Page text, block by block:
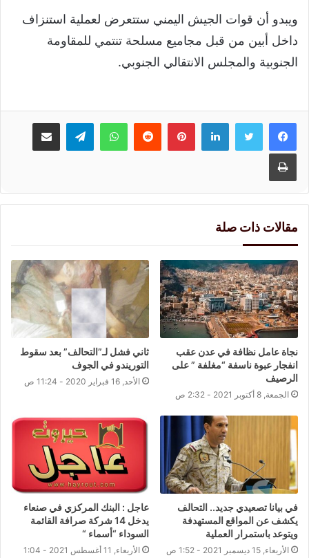
ويبدو أن قوات الجيش اليمني ستتعرض لعملية استنزاف
داخل أبين من قبل مجاميع مسلحة تنتمي للمقاومة
الجنوبية والمجلس الانتقالي الجنوبي.
لينكدإنبينتيريست واتسابتيلقرام مشاركة عبر البريد
طباعة
مقالات ذات صلة
نجاة عامل نظافة في عدن عقب
انفجار عبوة ناسفة “مغلفة ” على
الرصيف
الجمعة, 8 أكتوبر 2021 - 2:32 ص
ثاني فشل لـ”التحالف” بعد سقوط
التوريندو في الجوف
الأحد, 16 فبراير 2020 - 11:24 ص
في بيانا تصعيدي جديد.. التحالف
يكشف عن المواقع المستهدفة
ويتوعد باستمرار العملية
الأربعاء, 15 ديسمبر 2021 - 1:52 ص
عاجل : البنك المركزي في صنعاء
يدخل 14 شركة صرافة القائمة
السوداء “أسماء “
الأربعاء, 11 أغسطس 2021 - 1:04